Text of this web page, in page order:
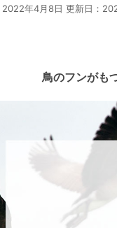
年4月8日 更新日：
鳥のフンがも